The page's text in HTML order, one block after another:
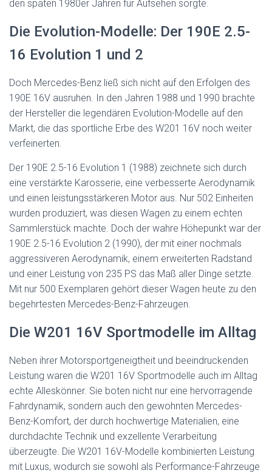
den späten 1980er Jahren für Aufsehen sorgte.
Die Evolution-Modelle: Der 190E 2.5-
16 Evolution 1 und 2
Doch Mercedes-Benz ließ sich nicht auf den Erfolgen des
190E 16V ausruhen. In den Jahren 1988 und 1990 brachte
der Hersteller die legendären Evolution-Modelle auf den
Markt, die das sportliche Erbe des W201 16V noch weiter
verfeinerten.
Der 190E 2.5-16 Evolution 1 (1988) zeichnete sich durch
eine verstärkte Karosserie, eine verbesserte Aerodynamik
und einen leistungsstärkeren Motor aus. Nur 502 Einheiten
wurden produziert, was diesen Wagen zu einem echten
Sammlerstück machte. Doch der wahre Höhepunkt war der
190E 2.5-16 Evolution 2 (1990), der mit einer nochmals
aggressiveren Aerodynamik, einem erweiterten Radstand
und einer Leistung von 235 PS das Maß aller Dinge setzte.
Mit nur 500 Exemplaren gehört dieser Wagen heute zu den
begehrtesten Mercedes-Benz-Fahrzeugen.
Die W201 16V Sportmodelle im Alltag
Neben ihrer Motorsportgeneigtheit und beeindruckenden
Leistung waren die W201 16V Sportmodelle auch im Alltag
echte Alleskönner. Sie boten nicht nur eine hervorragende
Fahrdynamik, sondern auch den gewohnten Mercedes-
Benz-Komfort, der durch hochwertige Materialien, eine
durchdachte Technik und exzellente Verarbeitung
überzeugte. Die W201 16V-Modelle kombinierten Leistung
mit Luxus, wodurch sie sowohl als Performance-Fahrzeuge